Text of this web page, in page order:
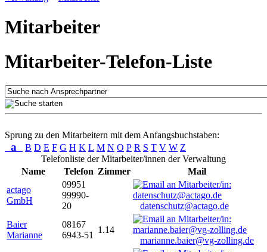
Mitarbeiter
Mitarbeiter-Telefon-Liste
Sprung zu den Mitarbeitern mit dem Anfangsbuchstaben:
a B D E F G H K L M N O P R S T V W Z
Telefonliste der Mitarbeiter/innen der Verwaltung
Name
Telefon Zimmer
Mail
actago
GmbH
09951
99990-
20
datenschutz@actago.de
Baier
Marianne
08167
6943-51
1.14
marianne.baier@vg-zolling.de